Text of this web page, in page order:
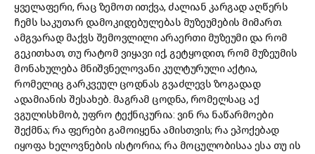
ყველაფერი, რაც ზემოთ ითქვა, ძალიან კარგად აღწერს
ჩემს საკუთარ დამოკიდებულებას მუზეუმების მიმართ.
ამგვარად მაქვს შემოვლილი არაერთი მუზეუმი და რომ
გეკითხათ, თუ რატომ ვიყავი იქ, გეტყოდით, რომ მუზეუმის
მონახულება მნიშვნელოვანი კულტურული აქტია,
რომელიც გარკვეულ ცოდნას გვაძლევს ზოგადად
ადამიანის შესახებ. მაგრამ ცოდნა, რომელსაც აქ
ვგულისხმობ, უფრო ტექნიკურია: ვინ რა ნაწარმოები
შექმნა; რა ფერები გამოიყენა ამისთვის; რა ეპოქებად
იყოფა ხელოვნების ისტორია; რა მოცულობისაა ესა თუ ის